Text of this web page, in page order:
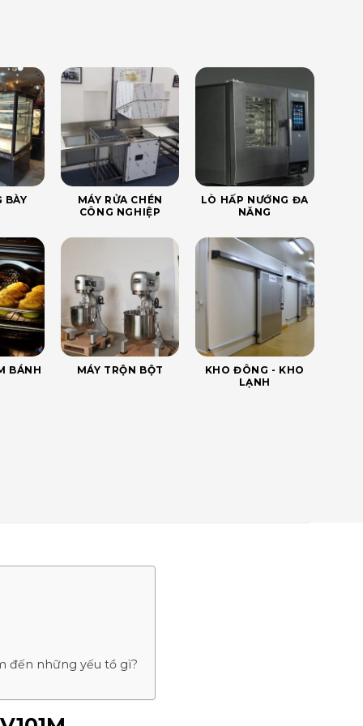
BÀY
MÁY RỬA CHÉN
CÔNG NGHIỆP
LÒ HẤP NƯỚNG ĐA
NĂNG
BÁNH MÁY TRỘN BỘT
KHO ĐÔNG - KHO
LẠNH
đến những yếu tồ gì?